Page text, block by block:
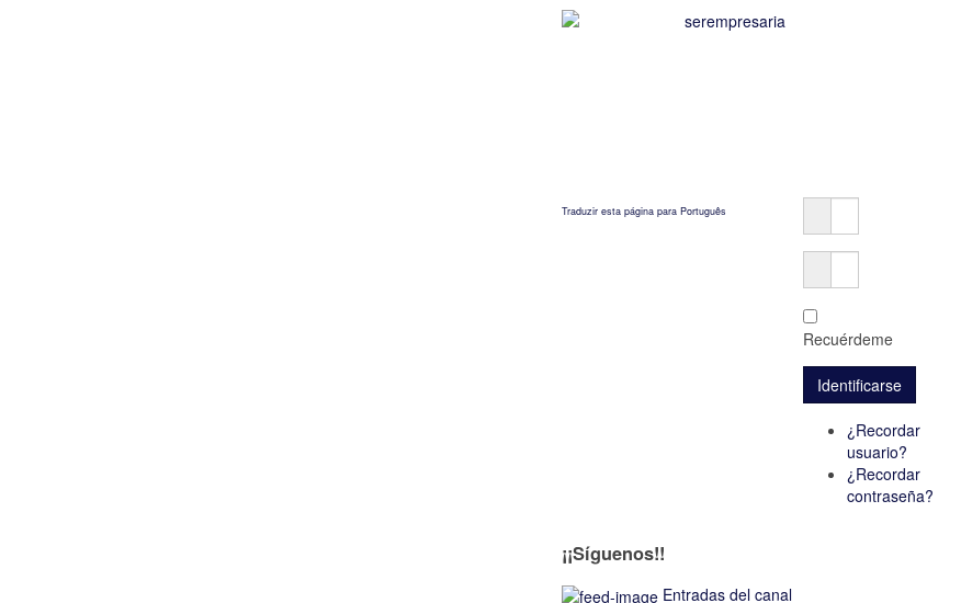
Traduzir esta página para Português
Recuérdeme
¿Recordar
usuario?
¿Recordar
contraseña?
¡¡Síguenos!!
Entradas del canal